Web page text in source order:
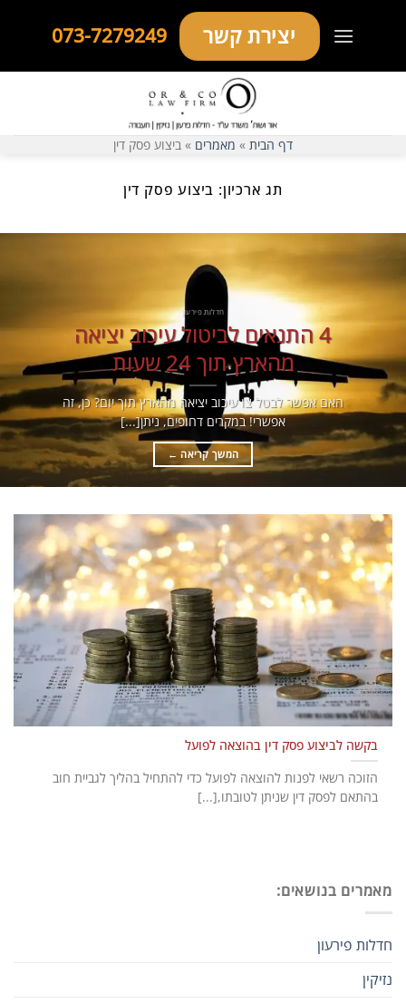
יצירת קשר 073-7279249
דף הבית » מאמרים » ביצוע פסק דין
תג ארכיון: ביצוע פסק דין
חדלות פירעון
4 התנאים לביטול עיכוב יציאה
מהארץ תוך 24 שעות
האם אפשר לבטל צו עיכוב יציאה מהארץ תוך יום? כן, זה
אפשרי! במקרים דחופים, ניתן[...]
המשך קריאה ←
מאמרים בנושאים:
חדלות פירעון
נזיקין
בקשה לביצוע פסק דין בהוצאה לפועל
הזוכה רשאי לפנות להוצאה לפועל כדי להתחיל בהליך לגביית חוב
בהתאם לפסק דין שניתן לטובתו,[...]